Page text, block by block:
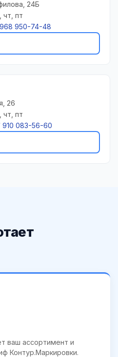
24Б
чт, пт
950-74-48
26
чт, пт
083-56-60
ваш ассортимент и
Контур.Маркировки.